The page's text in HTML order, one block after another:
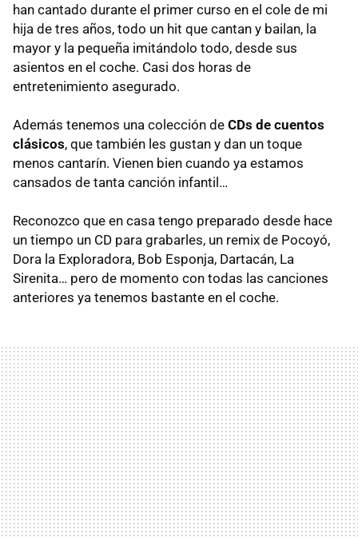
han cantado durante el primer curso en el cole de mi
hija de tres años, todo un hit que cantan y bailan, la
mayor y la pequeña imitándolo todo, desde sus
asientos en el coche. Casi dos horas de
entretenimiento asegurado.
Además tenemos una colección de CDs de cuentos
clásicos, que también les gustan y dan un toque
menos cantarín. Vienen bien cuando ya estamos
cansados de tanta canción infantil…
Reconozco que en casa tengo preparado desde hace
un tiempo un CD para grabarles, un remix de Pocoyó,
Dora la Exploradora, Bob Esponja, Dartacán, La
Sirenita… pero de momento con todas las canciones
anteriores ya tenemos bastante en el coche.